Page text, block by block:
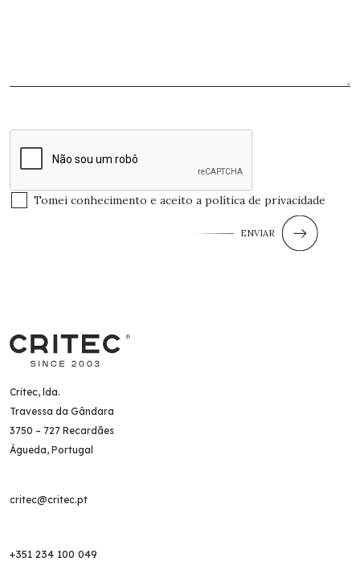
Tomei conhecimento e aceito a política de privacidade
ENVIAR
Critec, lda.
Travessa da Gândara
3750 – 727 Recardães
Águeda, Portugal
critec@critec.pt
+351 234 100 049